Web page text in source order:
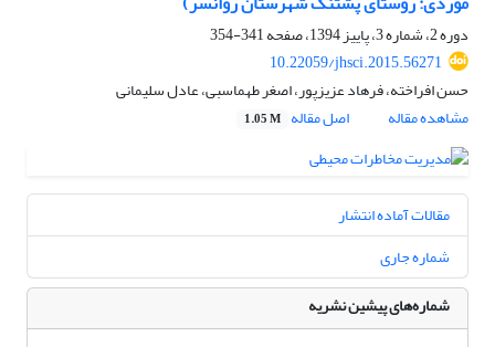
دوره 2، شماره 3، پاییز 1394، صفحه
341-354
10.22059/jhsci.2015.56271
حسن افراخته، فرهاد عزیزپور، اصغر طهماسبی، عادل سلیمانی
مشاهده مقاله
اصل مقاله 1.05 M
مقالات آماده انتشار
شماره جاری
شماره‌های پیشین نشریه